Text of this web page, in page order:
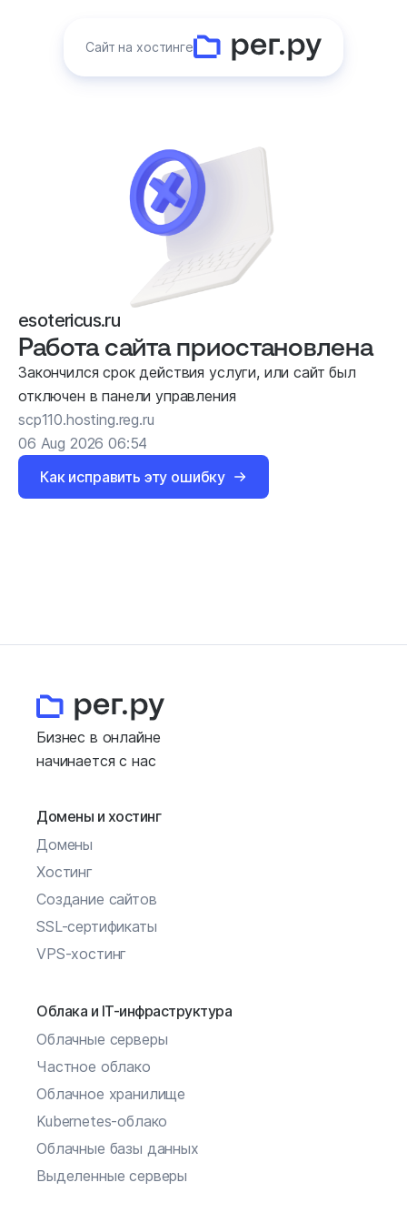
Сайт на хостинге
esotericus.ru
Работа сайта приостановлена
Закончился срок действия услуги, или сайт был
отключен в панели управления
scp110.hosting.reg.ru
06 Aug 2026 06:54
Как исправить эту ошибку
Бизнес в онлайне
начинается с нас
Домены и хостинг
Домены
Хостинг
Создание сайтов
SSL-сертификаты
VPS-хостинг
Облака и IT-инфраструктура
Облачные серверы
Частное облако
Облачное хранилище
Kubernetes-облако
Облачные базы данных
Выделенные серверы